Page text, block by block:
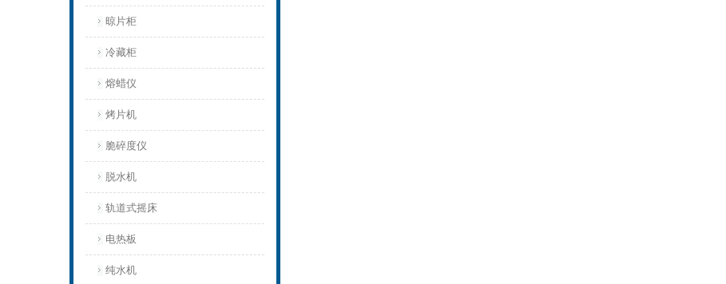
晾片柜
冷藏柜
熔蜡仪
烤片机
脆碎度仪
脱水机
轨道式摇床
电热板
纯水机